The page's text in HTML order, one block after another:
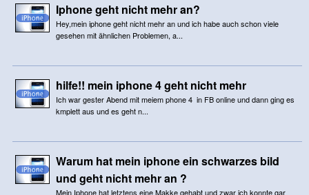
Iphone geht nicht mehr an?
Hey,mein iphone geht nicht mehr an und ich habe auch schon viele
gesehen mit ähnlichen Problemen, a...
hilfe!! mein iphone 4 geht nicht mehr
Ich war gester Abend mit meiem phone 4 in FB online und dann ging es
kmplett aus und es geht n...
Warum hat mein iphone ein schwarzes bild
und geht nicht mehr an ?
Mein Iphone hat letztens eine Makke gehabt und zwar ich konnte gar